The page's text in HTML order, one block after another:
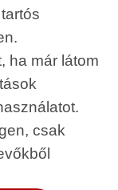
ha már látom
csak